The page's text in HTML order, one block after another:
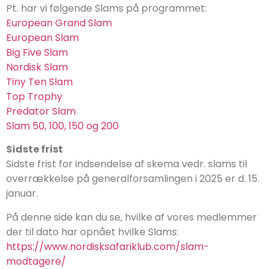
Pt. har vi følgende Slams på programmet:
European Grand Slam
European Slam
Big Five Slam
Nordisk Slam
Tiny Ten Slam
Top Trophy
Predator Slam
Slam 50, 100, 150 og 200
Sidste frist
Sidste frist for indsendelse af skema vedr. slams til
overrækkelse på generalforsamlingen i 2025 er d. 15.
januar.
På denne side kan du se, hvilke af vores medlemmer
der til dato har opnået hvilke Slams:
https://www.nordisksafariklub.com/slam-
modtagere/